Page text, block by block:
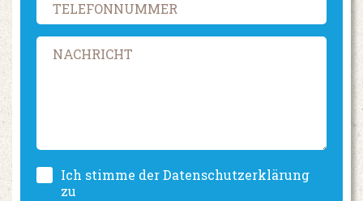
Ich stimme der Datenschutzerklärung
zu